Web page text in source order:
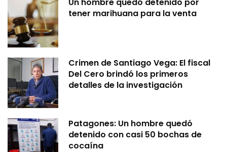
tener marihuana para la venta
Crimen de Santiago Vega: El fiscal
Del Cero brindó los primeros
detalles de la investigación
Patagones: Un hombre quedó
detenido con casi 50 bochas de
cocaína